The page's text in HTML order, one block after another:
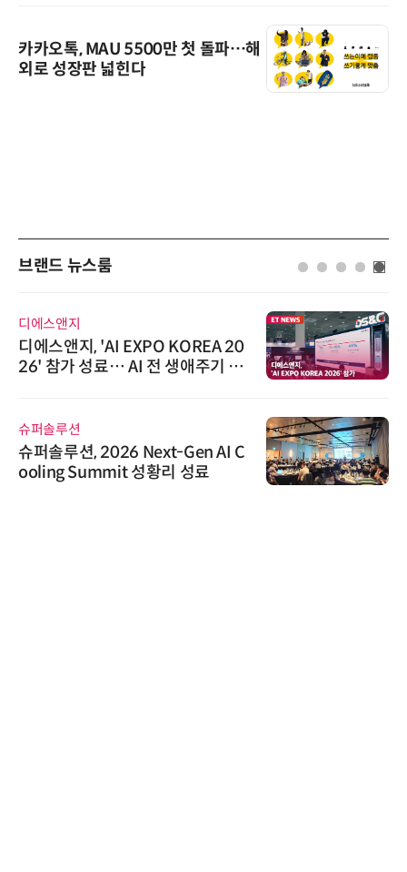
카카오톡, MAU 5500만 첫 돌파…해
외로 성장판 넓힌다
브랜드 뉴스룸
'자동화 산업의 새로운 가능성'…
인아그룹 전국 7개 도시 세미나 페
노보센스, PWM 고주파 과도 간섭
난제 극복…차량용 전류 감지 증폭